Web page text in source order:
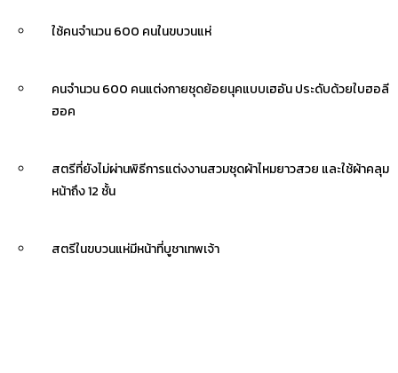
ใช้คนจำนวน 600 คนในขบวนแห่
คนจำนวน 600 คนแต่งกายชุดย้อยนุคแบบเฮอัน ประดับด้วยใบฮอลี
ฮอค
สตรีที่ยังไม่ผ่านพิธีการแต่งงานสวมชุดผ้าไหมยาวสวย และใช้ผ้าคลุม
หน้าถึง 12 ชั้น
สตรีในขบวนแห่มีหน้าที่บูชาเทพเจ้า